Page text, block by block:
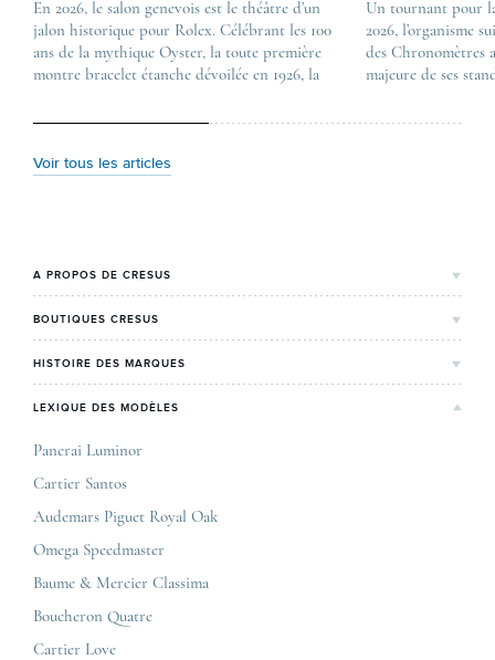
Voir tous les articles
En 2026, le salon genevois est le théâtre d’un
jalon historique pour Rolex. Célébrant les 100
ans de la mythique Oyster, la toute première
montre bracelet étanche dévoilée en 1926, la
métallurgique à la réinterprétation esthétique
The post
Les nouveautés
first appeared on
Lovetime
Un tournant pour
2026, l’organisme
des Chronomètres
majeure de ses
A PROPOS DE CRESUS
L'Histoire de Cresus
Notre expertise
On parle de nous
Carrières
Conditions générales de vente
Mentions légales
Politique de confidentialité
Plan du site
Nous contacter
BOUTIQUES CRESUS
Lyon
Corner Maty Nantes
Corner Maty Strasbourg
Corner Maty Toulouse
Corner Maty Besançon Kennedy
HISTOIRE DES MARQUES
Rolex
LEXIQUE DES MODÈLES
Panerai Luminor
Cartier Santos
Audemars Piguet Royal Oak
Omega Speedmaster
Baume & Mercier Classima
Boucheron Quatre
Cartier Love